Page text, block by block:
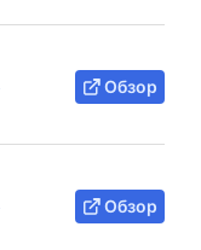
Обзор
Обзор